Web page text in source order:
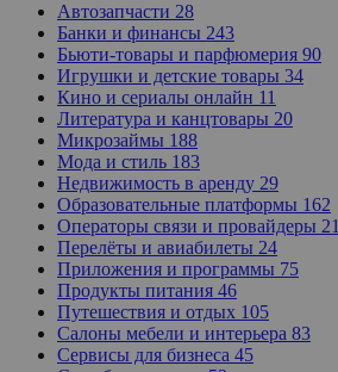
Автозапчасти 28
Банки и финансы 243
Бьюти-товары и парфюмерия 90
Игрушки и детские товары 34
Кино и сериалы онлайн 11
Литература и канцтовары 20
Микрозаймы 188
Мода и стиль 183
Недвижимость в аренду 29
Образовательные платформы 162
Операторы связи и провайдеры 21
Перелёты и авиабилеты 24
Приложения и программы 75
Продукты питания 46
Путешествия и отдых 105
Салоны мебели и интерьера 83
Сервисы для бизнеса 45